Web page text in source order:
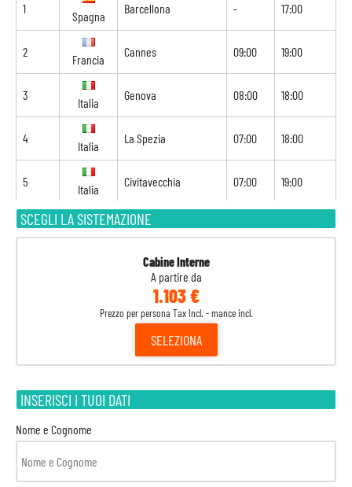
SCEGLI LA SISTEMAZIONE
Cabine Interne
A partire da
1.103 €
Prezzo per persona Tax Incl. - mance incl.
SELEZIONA
INSERISCI I TUOI DATI
Nome e Cognome
1
Spagna
Barcellona - 17:00
2
Francia
Cannes 09:00 19:00
3
Italia
Genova 08:00 18:00
4
Italia
La Spezia 07:00 18:00
5
Italia
Civitavecchia 07:00 19:00
6 Navigazione
Palma di Maiorca
Barcellona